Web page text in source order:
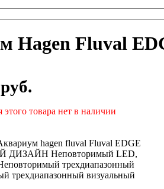
Hagen Fluval
товара нет в наличии
hagen fluval Fluval EDGE
Неповторимый LED,
трехдиапазонный
трехдиапазонный визуальный